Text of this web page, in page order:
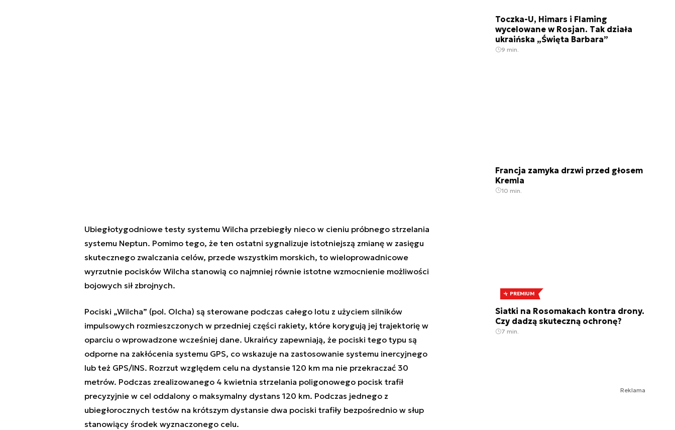
Ubiegłotygodniowe testy systemu Wilcha przebiegły nieco w cieniu próbnego strzelania
systemu Neptun. Pomimo tego, że ten ostatni sygnalizuje istotniejszą zmianę w zasięgu
skutecznego zwalczania celów, przede wszystkim morskich, to wieloprowadnicowe
wyrzutnie pocisków Wilcha stanowią co najmniej równie istotne wzmocnienie możliwości
bojowych sił zbrojnych.
Pociski „Wilcha” (pol. Olcha) są sterowane podczas całego lotu z użyciem silników
impulsowych rozmieszczonych w przedniej części rakiety, które korygują jej trajektorię w
oparciu o wprowadzone wcześniej dane. Ukraińcy zapewniają, że pociski tego typu są
odporne na zakłócenia systemu GPS, co wskazuje na zastosowanie systemu inercyjnego
lub też GPS/INS. Rozrzut względem celu na dystansie 120 km ma nie przekraczać 30
metrów. Podczas zrealizowanego 4 kwietnia strzelania poligonowego pocisk trafił
precyzyjnie w cel oddalony o maksymalny dystans 120 km. Podczas jednego z
ubiegłorocznych testów na krótszym dystansie dwa pociski trafiły bezpośrednio w słup
stanowiący środek wyznaczonego celu.
Toczka-U, Himars i Flaming
wycelowane w Rosjan. Tak działa
ukraińska „Święta Barbara”
9 min.
Francja zamyka drzwi przed głosem
Kremla
10 min.
PREMIUM
Siatki na Rosomakach kontra drony.
Czy dadzą skuteczną ochronę?
7 min.
Reklama